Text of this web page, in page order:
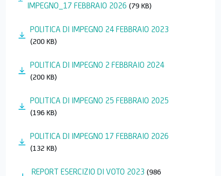
IMPEGNO_17 FEBBRAIO 2026 (79 KB)
POLITICA DI IMPEGNO 24 FEBBRAIO 2023
(200 KB)
POLITICA DI IMPEGNO 2 FEBBRAIO 2024
(200 KB)
POLITICA DI IMPEGNO 25 FEBBRAIO 2025
(196 KB)
POLITICA DI IMPEGNO 17 FEBBRAIO 2026
(132 KB)
REPORT ESERCIZIO DI VOTO 2023 (986